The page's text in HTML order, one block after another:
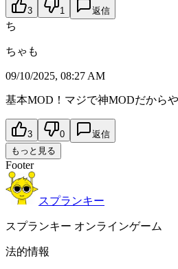
3 1 返信
ち
ちゃも
09/10/2025, 08:27 AM
基本MOD！マジで神MODだから
3 0
返信
もっと見る
Footer
スプランキー
スプランキー オンラインゲーム
法的情報